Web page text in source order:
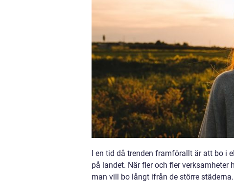
I en tid då trenden framförallt är att bo i
på landet. När fler och fler
man vill bo långt ifrån de större